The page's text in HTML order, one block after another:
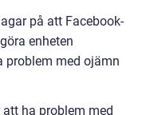
på att Facebook-
enheten
problem med ojämn
ha problem med